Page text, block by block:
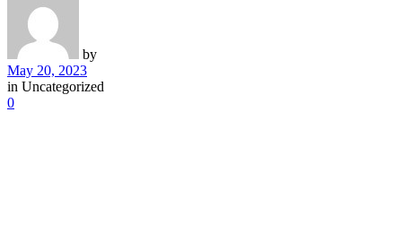
by
May 20, 2023
in Uncategorized
0